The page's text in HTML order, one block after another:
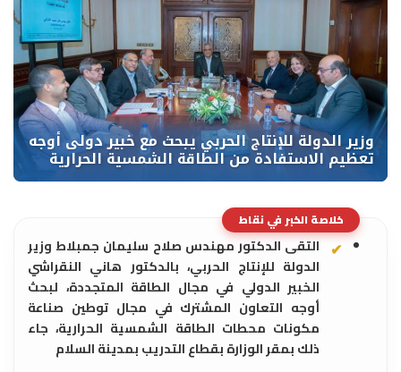
خلاصة الخبر في نقاط
التقى الدكتور مهندس صلاح سليمان جمبلاط وزير
الدولة للإنتاج الحربي، بالدكتور هاني النقراشي
الخبير الدولي في مجال الطاقة المتجددة، لبحث
أوجه التعاون المشترك في مجال توطين صناعة
مكونات محطات الطاقة الشمسية الحرارية، جاء
ذلك بمقر الوزارة بقطاع التدريب بمدينة السلام